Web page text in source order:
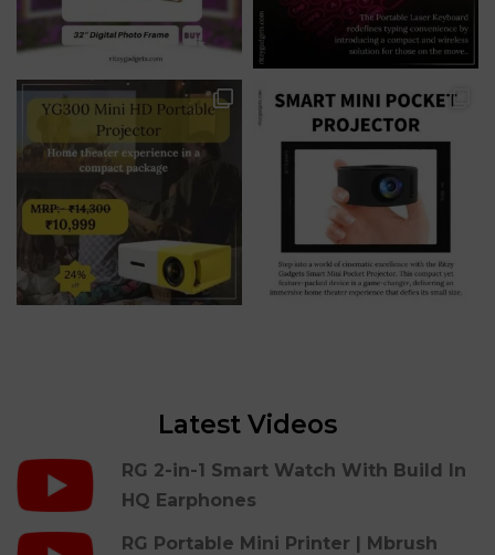
Latest Videos
RG 2-in-1 Smart Watch With Build In
HQ Earphones
RG Portable Mini Printer | Mbrush